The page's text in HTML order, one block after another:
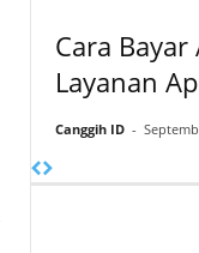
Cara
Layanan
Canggih ID -